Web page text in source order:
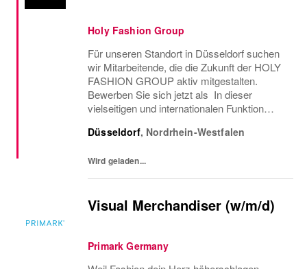
Holy Fashion Group
Für unseren Standort in Düsseldorf suchen
wir Mitarbeitende, die die Zukunft der HOLY
FASHION GROUP aktiv mitgestalten.
Bewerben Sie sich jetzt als In dieser
vielseitigen und internationalen Funktion
eine zentrale Rolle innerhalb unserer
Düsseldorf, Nordrhein-Westfalen
Wird geladen...
Visual Merchandiser (w/m/d)
Primark Germany